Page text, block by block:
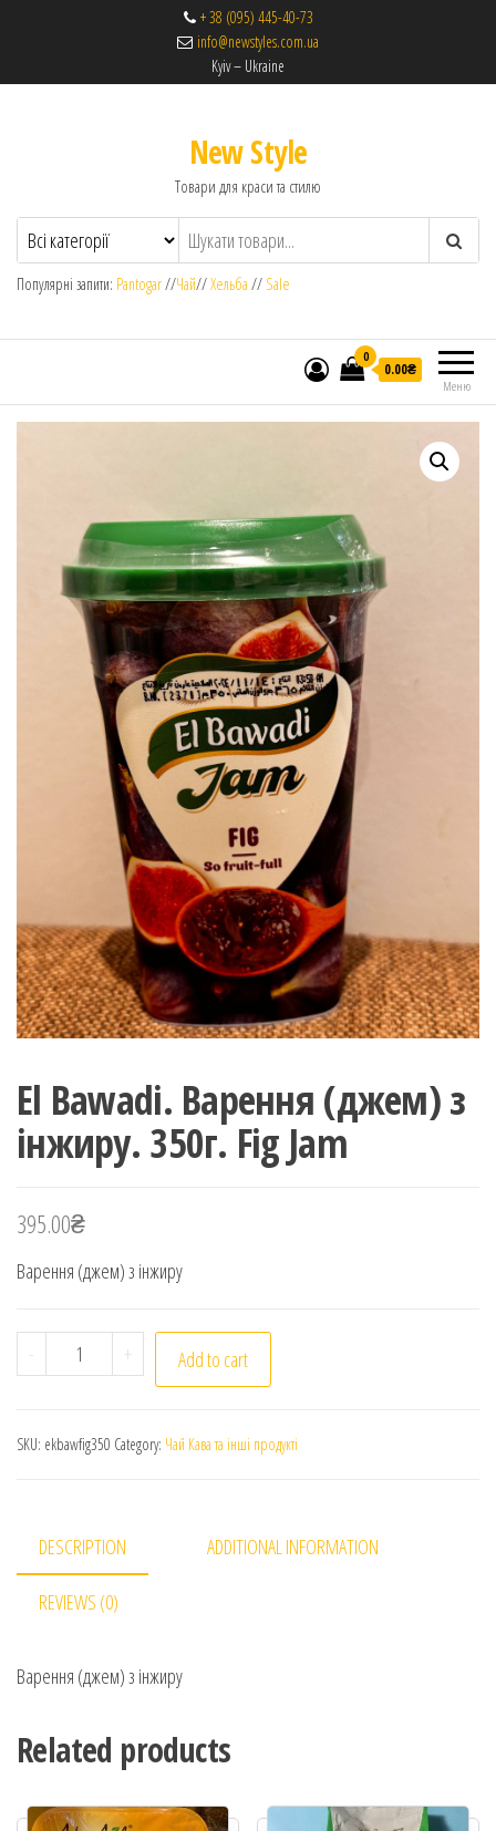
+ 38 (095) 445-40-73
info@newstyles.com.ua
Kyiv – Ukraine
New Style
Товари для краси та стилю
Популярні запити: Pantogar//Чай//Хельба // Sale
Меню
0
0.00₴
El Bawadi. Варення (джем) з
інжиру. 350г. Fig Jam
395.00₴
Варення (джем) з інжиру
- El Bawadi. Варення (джем) з інжиру. 350г. Fig Jam
+ Add to cart
SKU: ekbawfig350 Category: Чай Кава та інші продукті
DESCRIPTION ADDITIONAL INFORMATION
REVIEWS (0)
Варення (джем) з інжиру
Related products